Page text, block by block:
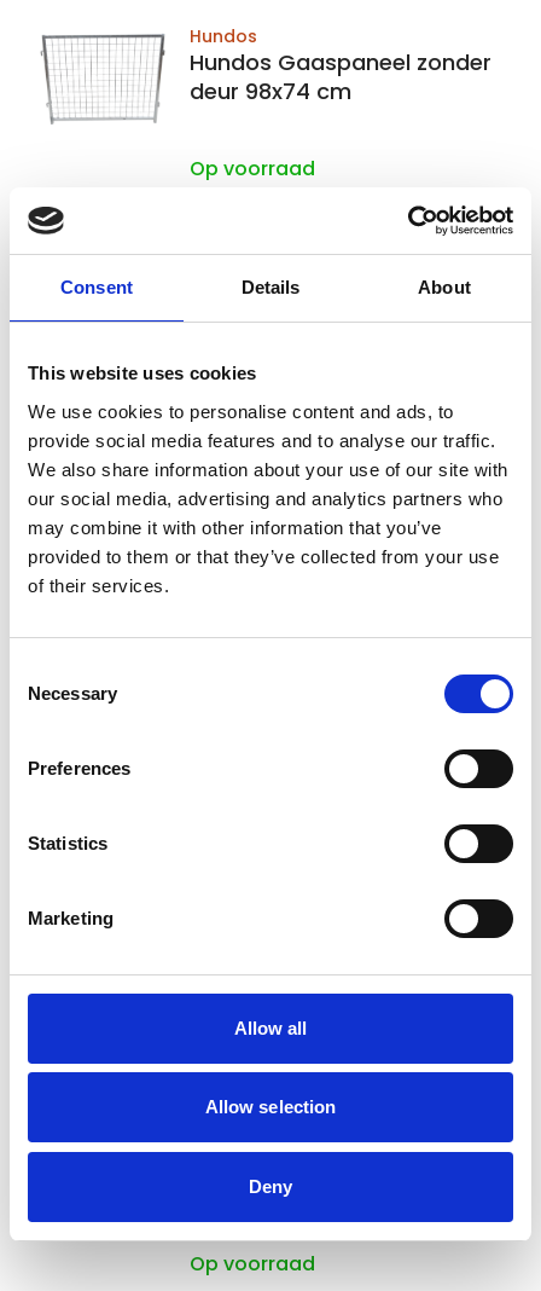
Consent Details About
This website uses cookies
We use cookies to personalise content and ads, to
provide social media features and to analyse our traffic.
We also share information about your use of our site with
our social media, advertising and analytics partners who
may combine it with other information that you’ve
provided to them or that they’ve collected from your use
of their services.
Selection
Necessary
Preferences
Statistics
Marketing
Allow all
Allow selection
Deny
Hundos
Hundos Gaaspaneel zonder
deur 98x74 cm
Op voorraad
€47,50
Hundos Uitloopren voor
werpkist maat S
Op voorraad
Voor 15:00 besteld,
In winkelwagen
€285,00
Hundos Uitloopren voor
werpkist maat L
Op voorraad